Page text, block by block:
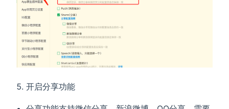
开启分享功能